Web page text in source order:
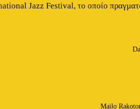
Jazz Festival, το οποίο